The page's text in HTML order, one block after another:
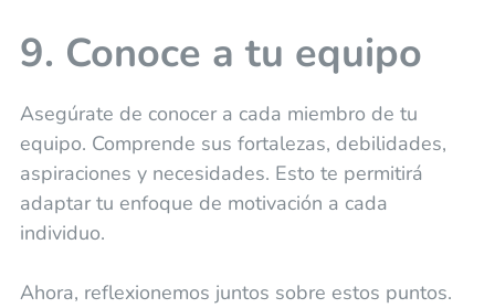
9. Conoce a tu equipo
Asegúrate de conocer a cada miembro de tu
equipo. Comprende sus fortalezas, debilidades,
aspiraciones y necesidades. Esto te permitirá
adaptar tu enfoque de motivación a cada
individuo.
Ahora, reflexionemos juntos sobre estos puntos.